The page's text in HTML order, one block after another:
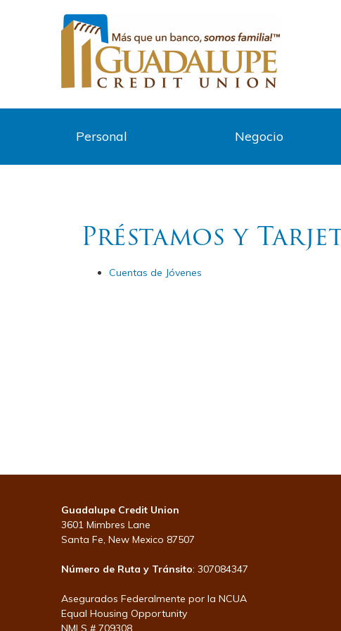
Personal Negocio
Préstamos y
Cuentas de Jóvenes
Guadalupe Credit Union
3601 Mimbres Lane
Santa Fe, New Mexico 87507
Número de Ruta y Tránsito: 307084347
Asegurados Federalmente por la NCUA
Equal Housing Opportunity
NMLS # 709308